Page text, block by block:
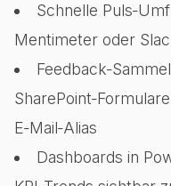
Schnelle
Mentimeter oder
E‑Mail‑Alias
Dashboards in